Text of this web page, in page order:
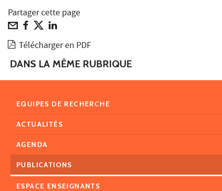
Partager cette page
Télécharger en PDF
DANS LA MÊME RUBRIQUE
EQUIPES DE RECHERCHE
ACTUALITÉS
AGENDA
PUBLICATIONS
ESPACE ENSEIGNANTS